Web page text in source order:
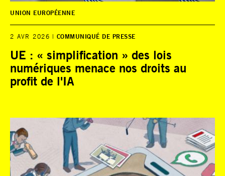
UNION EUROPÉENNE
2 AVR 2026 COMMUNIQUÉ DE PRESSE
UE : « simplification » des lois
numériques menace nos droits au
profit de l'IA